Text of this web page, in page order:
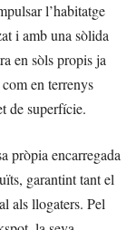
l’habitatge
i amb una sòlida
en sòls propis ja
en terrenys
de superfície.
pròpia encarregada
garantint tant el
als llogaters. Pel